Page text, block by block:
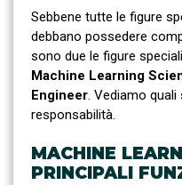
Sebbene tutte le figure
debbano possedere
sono due le figure
Machine Learning
Engineer. Vediamo
responsabilità.
MACHINE
PRINCIPALI